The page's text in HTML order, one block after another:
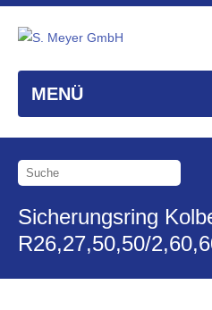
MENÜ
Sicherungsring
R26,27,50,50/